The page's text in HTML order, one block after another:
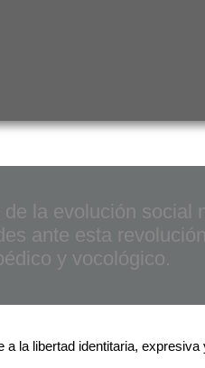
la evolución social
ante esta
y vocológico.
la libertad identitaria, expresiva